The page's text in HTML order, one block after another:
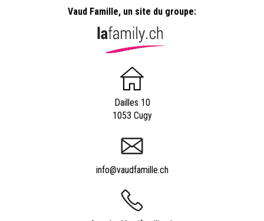
Vaud Famille, un site du groupe:
Dailles 10
1053 Cugy
info@vaudfamille.ch